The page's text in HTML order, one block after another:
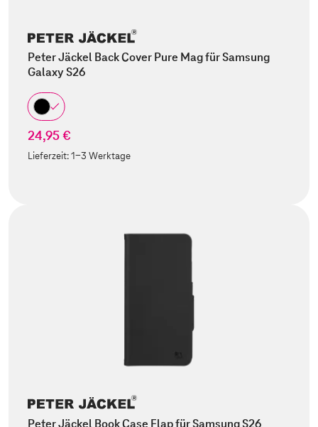
Peter Jäckel Back Cover Pure Mag für Samsung
Galaxy S26
24,95 €
Lieferzeit:1-3 Werktage
Peter Jäckel Book Case Flap für Samsung S26